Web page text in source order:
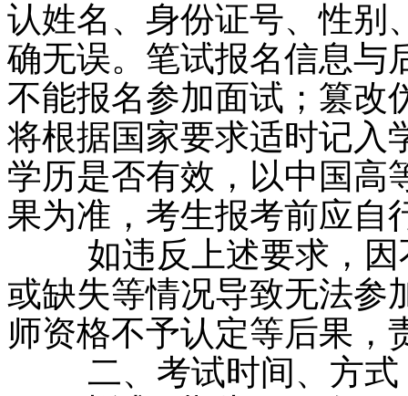
认姓名、身份证号、性别
确无误。笔试报名信息与
不能报名参加面试；篡改
将根据国家要求适时记入
学历是否有效，以中国高
果为准，考生报考前应自
如违反上述要求，因
或缺失等情况导致无法参
师资格不予认定等后果，
二、考试时间、方式